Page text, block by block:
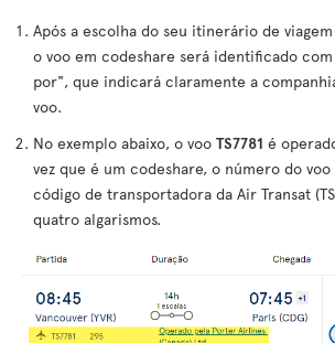
Após a escolha do seu itinerário de
o voo em codeshare será identificado
por", que indicará claramente a
voo.
No exemplo abaixo, o voo TS7781 é
vez que é um codeshare, o número do
código de transportadora da Air Transat
quatro algarismos.